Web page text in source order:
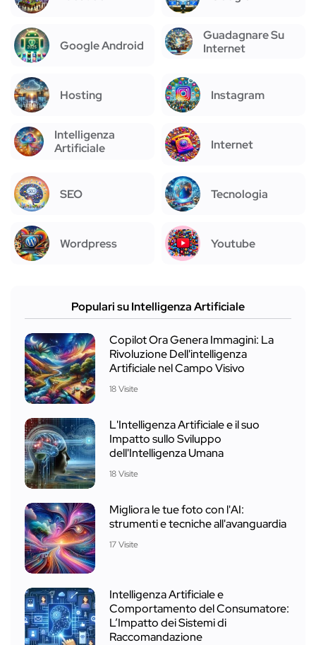
Google Android
Guadagnare Su
Internet
Hosting Instagram
Intelligenza
Artificiale
Internet
SEO Tecnologia
Wordpress Youtube
Populari su Intelligenza Artificiale
Copilot Ora Genera Immagini: La
Rivoluzione Dell'intelligenza
Artificiale nel Campo Visivo
18 Visite
L'Intelligenza Artificiale e il suo
Impatto sullo Sviluppo
dell'Intelligenza Umana
18 Visite
Migliora le tue foto con l'AI:
strumenti e tecniche all'avanguardia
17 Visite
Intelligenza Artificiale e
Comportamento del Consumatore:
L’Impatto dei Sistemi di
Raccomandazione